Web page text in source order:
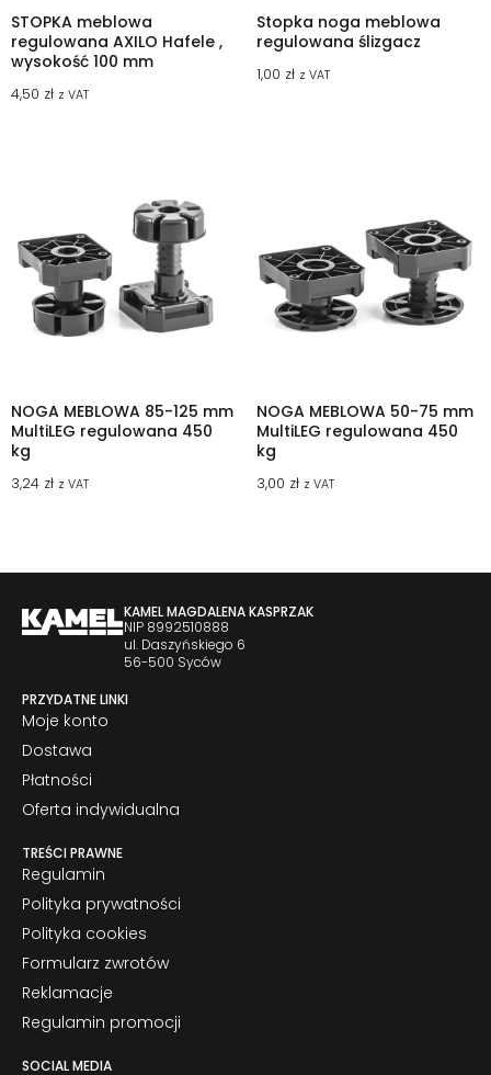
STOPKA meblowa
regulowana AXILO Hafele ,
wysokość 100 mm
4,50 zł z VAT
Stopka noga meblowa
regulowana ślizgacz
1,00 zł z VAT
NOGA MEBLOWA 85-125 mm
MultiLEG regulowana 450
kg
3,24 zł z VAT
NOGA MEBLOWA 50-75 mm
MultiLEG regulowana 450
kg
3,00 zł z VAT
KAMEL MAGDALENA KASPRZAK
NIP 8992510888
ul. Daszyńskiego 6
56-500 Syców
PRZYDATNE LINKI
Moje konto
Dostawa
Płatności
Oferta indywidualna
TREŚCI PRAWNE
Regulamin
Polityka prywatności
Polityka cookies
Formularz zwrotów
Reklamacje
Regulamin promocji
SOCIAL MEDIA